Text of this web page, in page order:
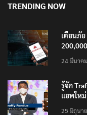
TRENDING NOW
เตือนภัย
24 มีนาค
รู้จัก
แอพใหม่
25 มิถุนา